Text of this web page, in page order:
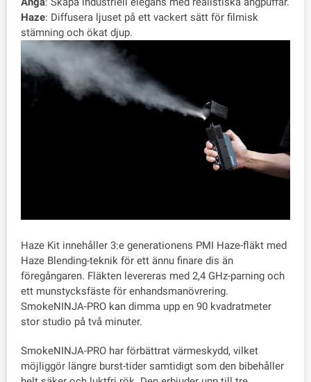
Haze: Diffusera ljuset på ett vackert sätt för filmisk
stämning och ökat djup.
Haze Kit innehåller 3:e generationens PMI Haze-fläkt med
Haze Blending-teknik för ett ännu finare dis än
föregångaren. Fläkten levereras med 2,4 GHz-parning och
ett munstycksfäste för enhandsmanövrering.
SmokeNINJA-PRO kan dimma upp en 90 kvadratmeter
stor studio på två minuter.
SmokeNINJA-PRO har förbättrat värmeskydd, vilket
möjliggör längre burst-tider samtidigt som den bibehåller